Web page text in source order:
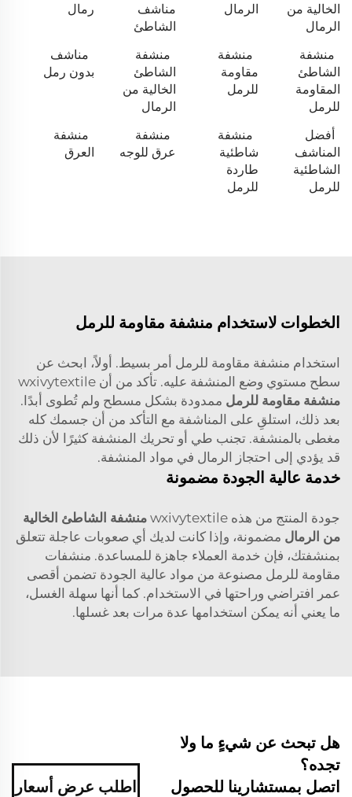
الخالية من
الرمال
الرمال
مناشف
الشاطئ
رمال
منشفة
الشاطئ
المقاومة
للرمل
منشفة
مقاومة
للرمل
منشفة
الشاطئ
الخالية من
الرمال
مناشف
بدون رمل
أفضل
المناشف
الشاطئية
للرمل
منشفة
شاطئية
طاردة
للرمل
منشفة
عرق للوجه
منشفة
العرق
الخطوات لاستخدام منشفة مقاومة للرمل
استخدام منشفة مقاومة للرمل أمر بسيط. أولاً، ابحث عن
سطح مستوي وضع المنشفة عليه. تأكد من أن wxivytextile
منشفة مقاومة للرمل ممدودة بشكل مسطح ولم تُطوى أبدًا.
بعد ذلك، استلقِ على المناشفة مع التأكد من أن جسمك كله
مغطى بالمنشفة. تجنب طي أو تحريك المنشفة كثيرًا لأن ذلك
قد يؤدي إلى احتجاز الرمال في مواد المنشفة.
خدمة عالية الجودة مضمونة
جودة المنتج من هذه wxivytextile
منشفة الشاطئ الخالية
من الرمال مضمونة، وإذا كانت لديك أي صعوبات عاجلة تتعلق
بمنشفتك، فإن خدمة العملاء جاهزة للمساعدة. منشفات
مقاومة للرمل مصنوعة من مواد عالية الجودة تضمن أقصى
عمر افتراضي وراحتها في الاستخدام. كما أنها سهلة الغسل،
ما يعني أنه يمكن استخدامها عدة مرات بعد غسلها.
هل تبحث عن شيءٍ ما ولا
تجده؟
اتصل بمستشارينا للحصول
اطلب عرض أسعار